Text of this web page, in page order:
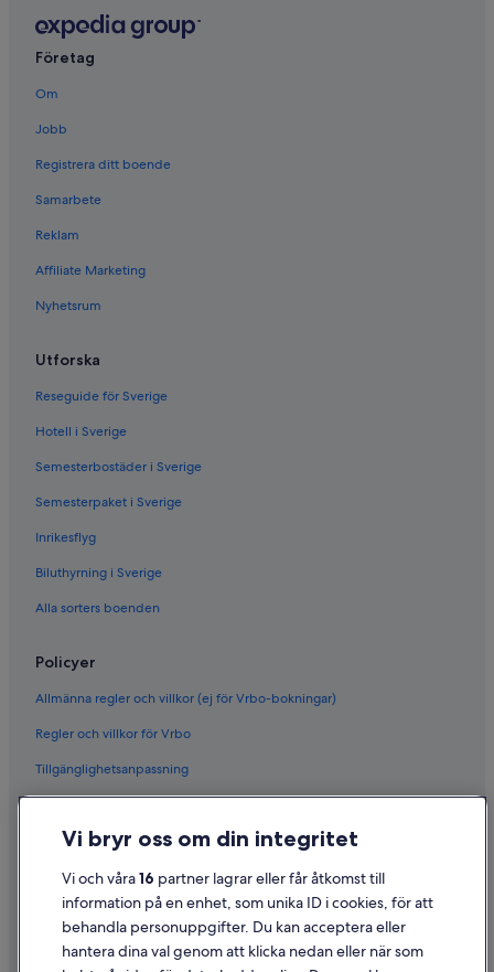
Företag
Om
Jobb
Registrera ditt boende
Samarbete
Reklam
Affiliate Marketing
Nyhetsrum
Utforska
Reseguide för Sverige
Hotell i Sverige
Semesterbostäder i Sverige
Semesterpaket i Sverige
Inrikesflyg
Biluthyrning i Sverige
Alla sorters boenden
Policyer
Allmänna regler och villkor (ej för Vrbo-bokningar)
Regler och villkor för Vrbo
Tillgänglighetsanpassning
Sekretess
Cookies
Användarvillkor
Juridisk information/Kontakta oss
Riktlinjer för innehåll och anmäla innehåll
Vi bryr oss om din integritet
Vi och våra16 partner lagrar eller får åtkomst till
information på en enhet, som unika ID i cookies, för att
behandla personuppgifter. Du kan acceptera eller
hantera dina val genom att klicka nedan eller när som